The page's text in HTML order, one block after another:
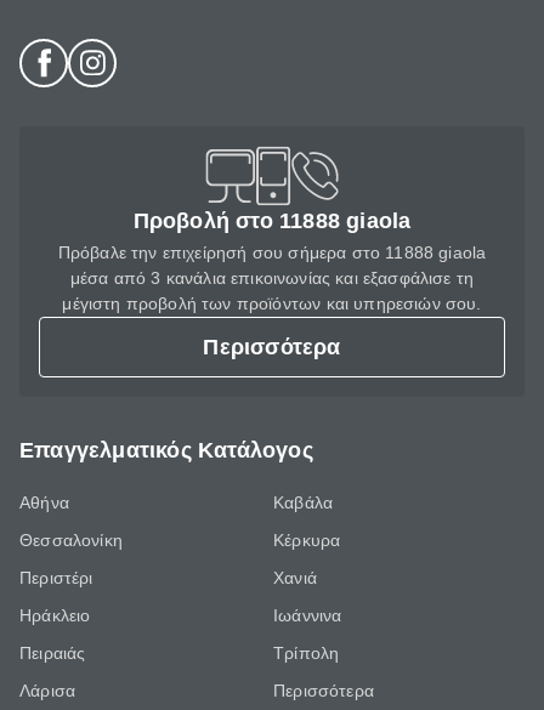
Προβολή στο 11888 giaola
Πρόβαλε την επιχείρησή σου σήμερα στο 11888 giaola
μέσα από 3 κανάλια επικοινωνίας και εξασφάλισε τη
μέγιστη προβολή των προϊόντων και υπηρεσιών σου.
Περισσότερα
Επαγγελματικός Κατάλογος
Αθήνα
Θεσσαλονίκη
Περιστέρι
Ηράκλειο
Πειραιάς
Λάρισα
Καβάλα
Κέρκυρα
Χανιά
Ιωάννινα
Τρίπολη
Περισσότερα